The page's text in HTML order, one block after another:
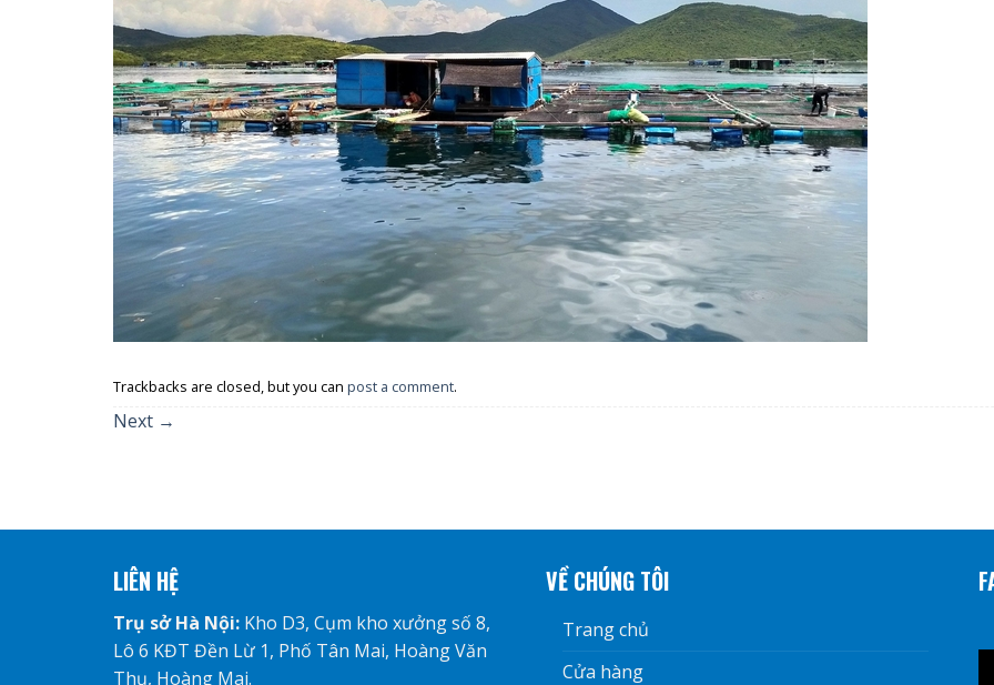
Trackbacks are closed, but you can post a comment.
Next →
LIÊN HỆ
Trụ sở Hà Nội: Kho D3, Cụm kho xưởng số 8,
Lô 6 KĐT Đền Lừ 1, Phố Tân Mai, Hoàng Văn
Thụ, Hoàng Mai.
VỀ CHÚNG TÔI
Trang chủ
Cửa hàng